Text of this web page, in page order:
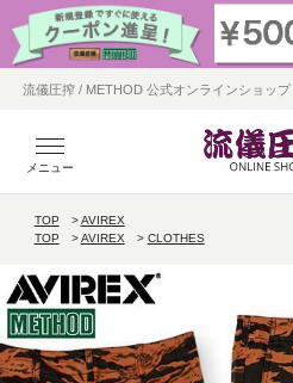
流儀圧搾 / METHOD 公式オンラインショップ
メニュー
TOP
AVIREX
TOP
AVIREX CLOTHES